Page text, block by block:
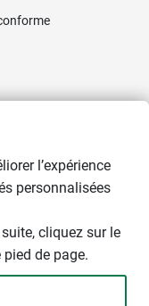
l’expérience
personnalisées
cliquez sur le
de page.